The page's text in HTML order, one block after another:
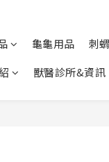
龜龜用品 刺
獸醫診所&資訊